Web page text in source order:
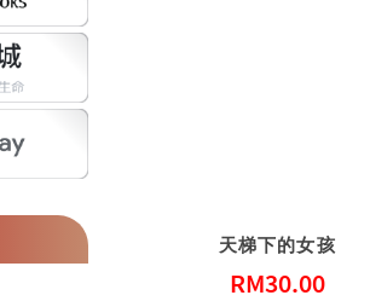
天梯下的女孩
RM30.00